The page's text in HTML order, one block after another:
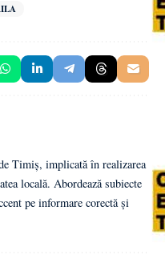
Timiș, implicată în realizarea
locală. Abordează subiecte
pe informare corectă și